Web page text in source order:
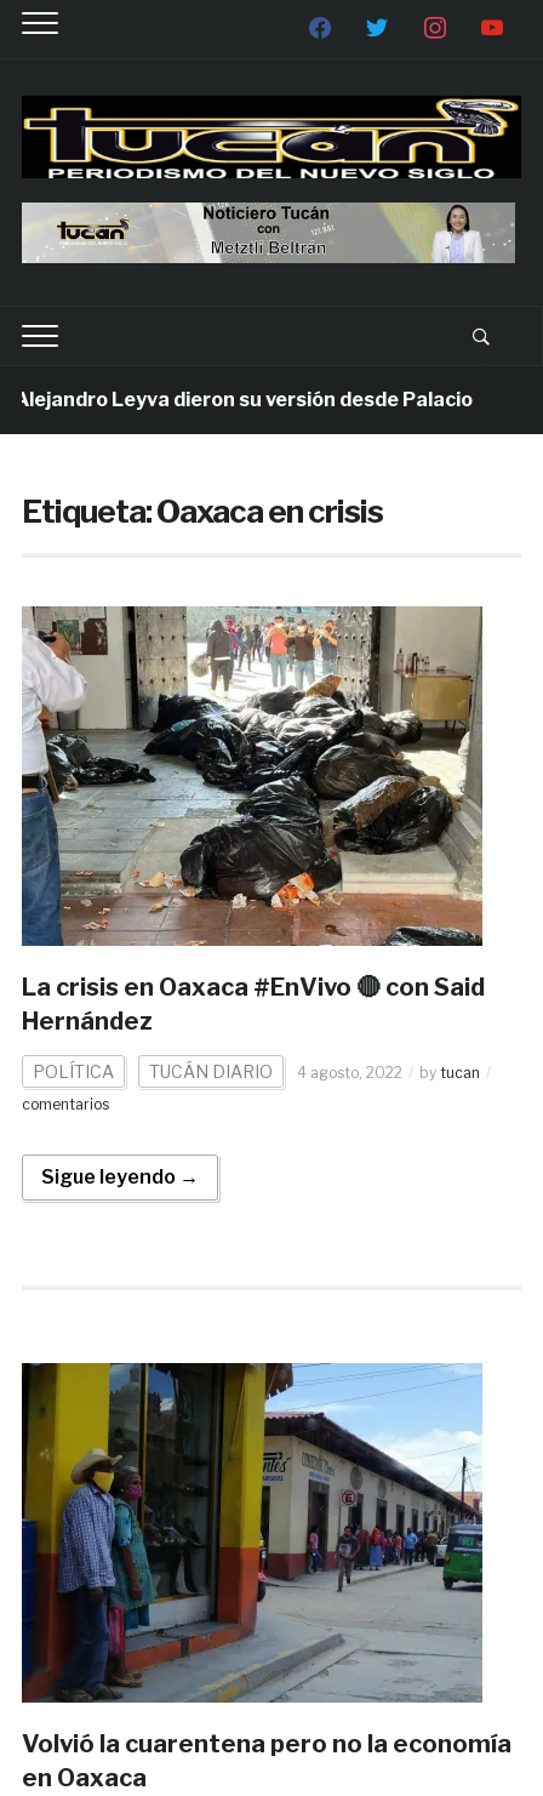
Leyva dieron su versión desde Palacio
Etiqueta:Oaxaca en crisis
La crisis en Oaxaca #EnVivo 🔴 con Said
Hernández
POLÍTICA TUCÁN DIARIO 4 agosto, 2022 by tucan
comentarios
Sigue leyendo →
Volvió la cuarentena pero no la economía
en Oaxaca